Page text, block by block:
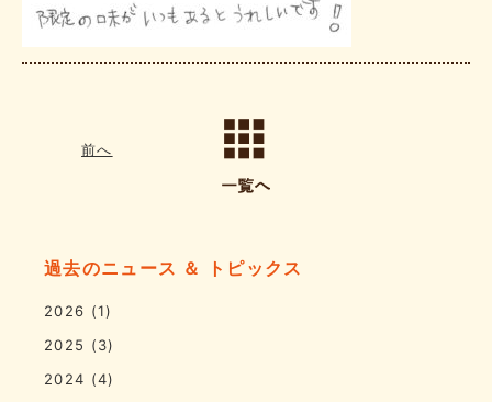
前へ
過去のニュース ＆ トピックス
2026 (1)
2025 (3)
2024 (4)